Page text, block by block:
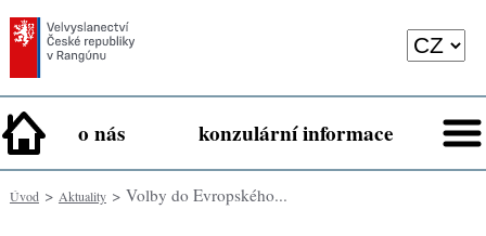
o nás konzulární informace
Úvod> Aktuality> Volby do Evropského...